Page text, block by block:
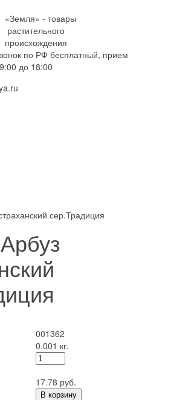
по РФ бесплатный, прием
до 18:00
сер.Традиция
001362
0.001 кг.
17.78 руб.
В корзину